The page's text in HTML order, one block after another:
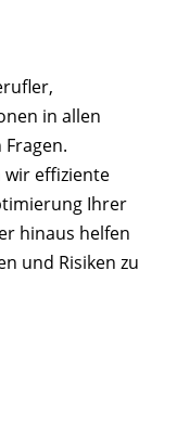
in allen
wir effiziente
Ihrer
hinaus helfen
und Risiken zu